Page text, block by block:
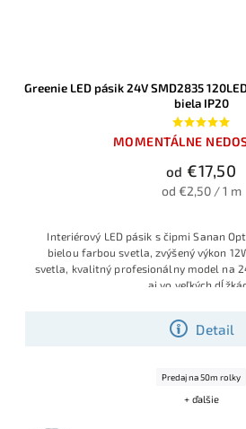
Greenie LED pásik 24V SMD2835
biela IP20
MOMENTÁLNE
od €17,50
od €2,50 / 1 m
Detail
Interiérový LED pásik s čipmi Sanan
bielou farbou svetla, zvýšený výkon
svetla, kvalitný profesionálny model na
aj vo veľkých
Predaj na 50m rolky
+ ďalšie